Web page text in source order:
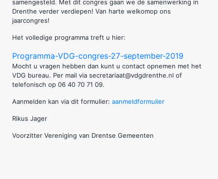
samengesteld. Met dit congres gaan we de samenwerking in
Drenthe verder verdiepen! Van harte welkomop ons
jaarcongres!
Het volledige programma treft u hier:
Programma-VDG-congres-27-september-2019
Mocht u vragen hebben dan kunt u contact opnemen met het
VDG bureau. Per mail via secretariaat@vdgdrenthe.nl of
telefonisch op 06 40 70 71 09.
Aanmelden kan via dit formulier: aanmeldformulier
Rikus Jager
Voorzitter Vereniging van Drentse Gemeenten